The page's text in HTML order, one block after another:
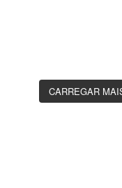
CARREGAR